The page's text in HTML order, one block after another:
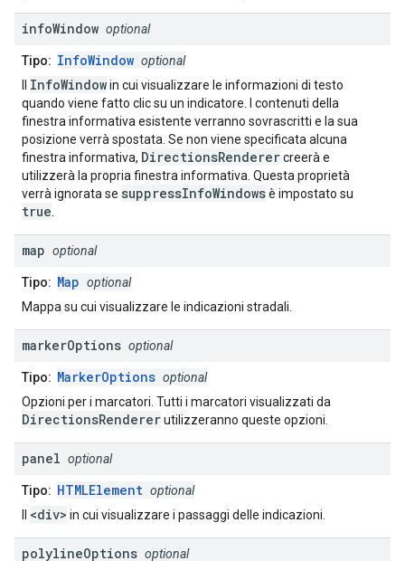
infoWindow optional
Tipo: InfoWindow optional
InfoWindowin cui visualizzare le informazioni di testo
quando viene fatto clic su un indicatore. I contenuti della
finestra informativa esistente verranno sovrascritti e la sua
posizione verrà spostata. Se non viene specificata alcuna
finestra informativa, DirectionsRenderercreerà e
utilizzerà la propria finestra informativa. Questa proprietà
verrà ignorata se suppressInfoWindowsè impostato su
true.
map optional
Tipo: Map optional
Mappa su cui visualizzare le indicazioni stradali.
markerOptions optional
Tipo: MarkerOptions optional
Opzioni per i marcatori. Tutti i marcatori visualizzati da
DirectionsRendererutilizzeranno queste opzioni.
panel optional
Tipo: HTMLElement optional
<div> in cui visualizzare i passaggi delle indicazioni.
polylineOptions optional